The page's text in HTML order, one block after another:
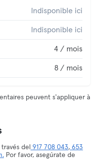
Indisponible ici
Indisponible ici
4 / mois
8 / mois
peuvent s'appliquer à
del 917 708 043, 653
Por favor, asegúrate de